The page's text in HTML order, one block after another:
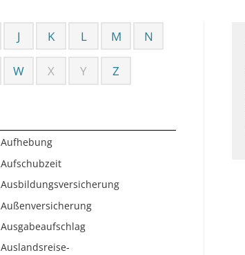
J K L M N
W X Y Z
Aufhebung
Aufschubzeit
Ausbildungsversicherung
Außenversicherung
Ausgabeaufschlag
Auslandsreise-